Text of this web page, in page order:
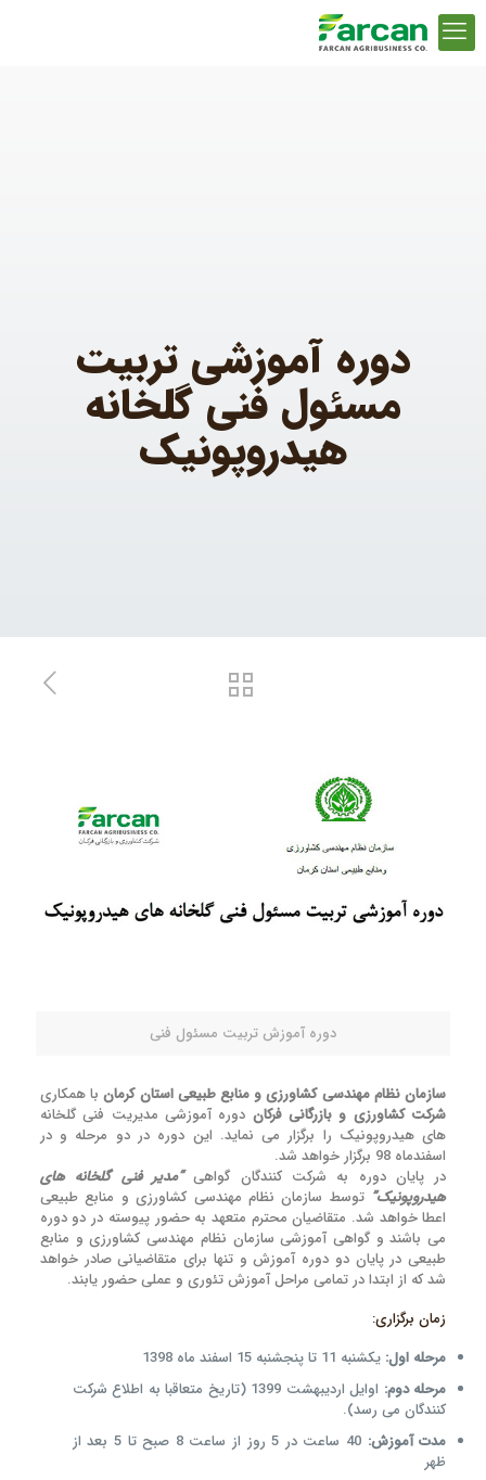
دوره آموزشی تربیت
مسئول فنی گلخانه
هیدروپونیک
دوره آموزش تربیت مسئول فنی
سازمان نظام مهندسی کشاورزی و منابع طبیعی استان کرمانبا همکاری
شرکت کشاورزی و بازرگانی فرکان دوره آموزشی مدیریت فنی گلخانه
های هیدروپونیک را برگزار می نماید. این دوره در دو مرحله و در
اسفندماه 98 برگزار خواهد شد.
در پایان دوره به شرکت کنندگان گواهی“مدیر فنی گلخانه های
هیدروپونیک” توسط سازمان نظام مهندسی کشاورزی و منابع طبیعی
اعطا خواهد شد. متقاضیان محترم متعهد به حضور پیوسته در دو دوره
می باشند و گواهی آموزشی سازمان نظام مهندسی کشاورزی و منابع
طبیعی در پایان دو دوره آموزش و تنها برای متقاضیانی صادر خواهد
شد که از ابتدا در تمامی مراحل آموزش تئوری و عملی حضور یابند.
زمان برگزاری:
مرحله اول: یکشنبه 11 تا پنجشنبه 15 اسفند ماه 1398
مرحله دوم:
اوایل اردیبهشت 1399 (تاریخ متعاقبا به اطلاع شرکت
کنندگان می رسد).
مدت آموزش:
40 ساعت در 5 روز از ساعت 8 صبح تا 5 بعد از
ظهر